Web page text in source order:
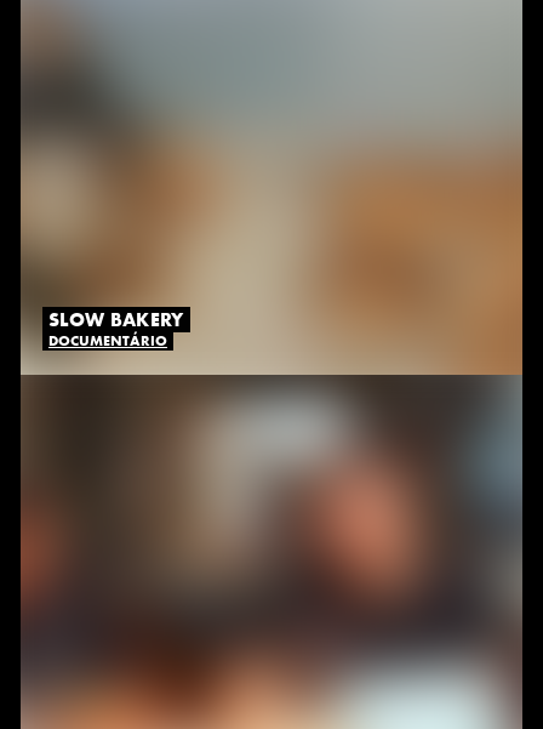
SLOW BAKERY
DOCUMENTÁRIO